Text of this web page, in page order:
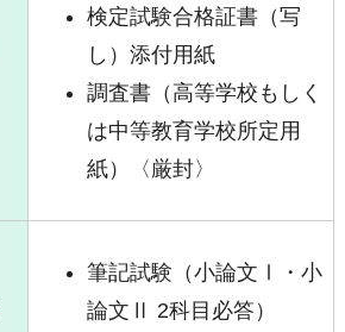
検定試験合格証書（写
し）添付用紙
調査書（高等学校もしく
は中等教育学校所定用
紙）〈厳封〉
筆記試験（小論文Ⅰ・小
論文Ⅱ 2科目必答）